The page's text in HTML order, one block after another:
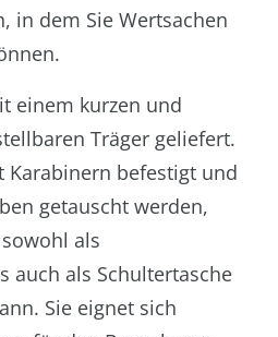
in dem Sie Wertsachen
einem kurzen und
Träger geliefert.
Karabinern befestigt und
getauscht werden,
als
auch als Schultertasche
Sie eignet sich